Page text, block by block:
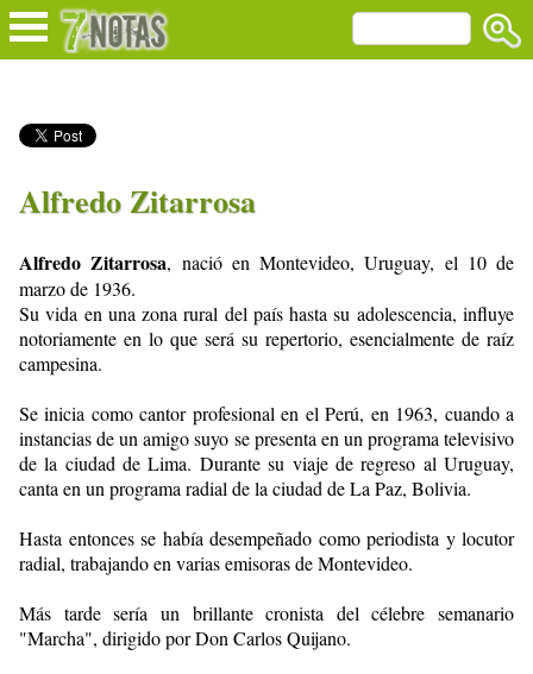
Alfredo Zitarrosa
Alfredo Zitarrosa, nació en Montevideo, Uruguay, el 10 de
marzo de 1936.
Su vida en una zona rural del país hasta su adolescencia, influye
notoriamente en lo que será su repertorio, esencialmente de raíz
campesina.
Se inicia como cantor profesional en el Perú, en 1963, cuando a
instancias de un amigo suyo se presenta en un programa televisivo
de la ciudad de Lima. Durante su viaje de regreso al Uruguay,
canta en un programa radial de la ciudad de La Paz, Bolivia.
Hasta entonces se había desempeñado como periodista y locutor
radial, trabajando en varias emisoras de Montevideo.
Más tarde sería un brillante cronista del célebre semanario
"Marcha", dirigido por Don Carlos Quijano.